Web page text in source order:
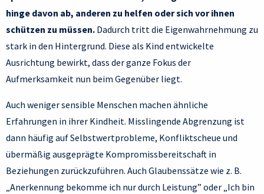
hinge davon ab, anderen zu helfen oder sich vor ihnen
schützen zu müssen. Dadurch tritt die Eigenwahrnehmung zu
stark in den Hintergrund. Diese als Kind entwickelte
Ausrichtung bewirkt, dass der ganze Fokus der
Aufmerksamkeit nun beim Gegenüber liegt.
Auch weniger sensible Menschen machen ähnliche
Erfahrungen in ihrer Kindheit. Misslingende Abgrenzung ist
dann häufig auf Selbstwertprobleme, Konfliktscheue und
übermäßig ausgeprägte Kompromissbereitschaft in
Beziehungen zurückzuführen. Auch Glaubenssätze wie z. B.
„Anerkennung bekomme ich nur durch Leistung” oder „Ich bin